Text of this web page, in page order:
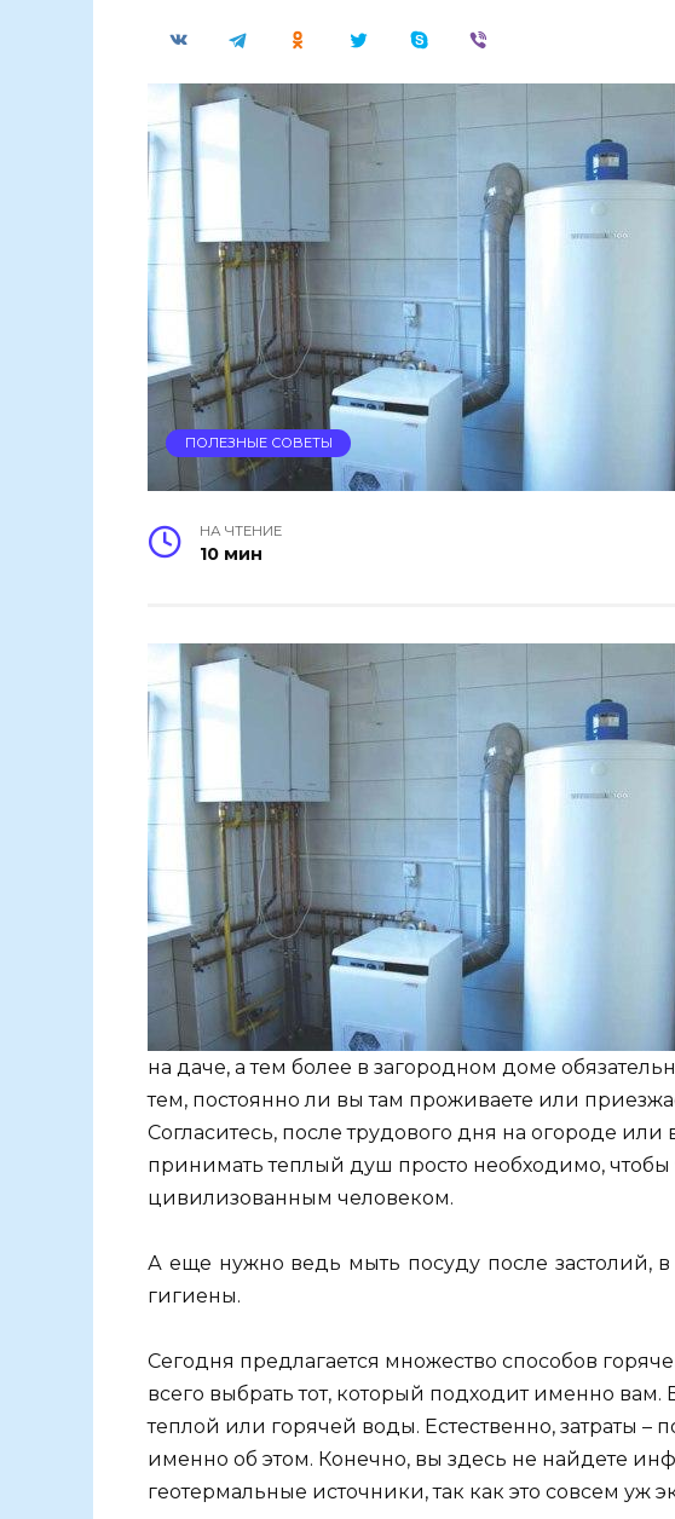
ПОЛЕЗНЫЕ СОВЕТЫ
НА ЧТЕНИЕ
10 мин
на даче, а тем более в загородном доме
тем, постоянно ли вы там проживаете или
Согласитесь, после трудового дня на огороде или
принимать теплый душ просто необходимо, чтобы
цивилизованным человеком.
А еще нужно ведь мыть посуду после застолий,
гигиены.
Сегодня предлагается множество способов
всего выбрать тот, который подходит именно вам.
теплой или горячей воды. Естественно, затраты –
именно об этом. Конечно, вы здесь не найдете
геотермальные источники, так как это совсем уж